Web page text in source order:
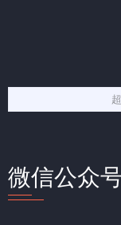
微信公众